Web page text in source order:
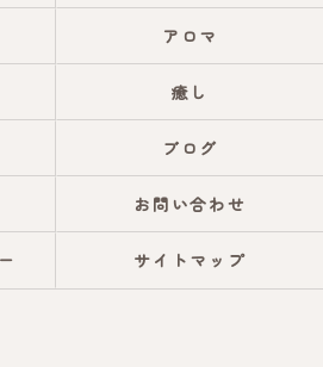
アロマ
癒し
ブログ
お問い合わせ
サイトマップ